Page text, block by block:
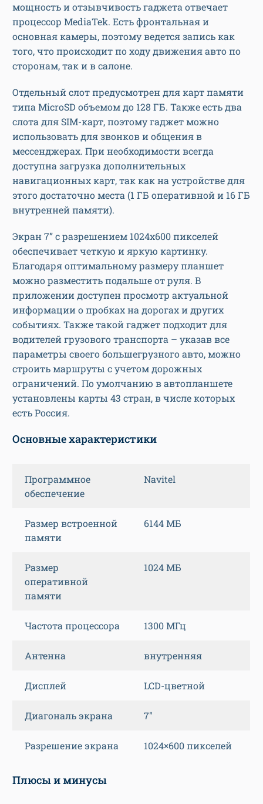
мощность и отзывчивость гаджета отвечает
процессор MediaTek. Есть фронтальная и
основная камеры, поэтому ведется запись как
того, что происходит по ходу движения авто по
сторонам, так и в салоне.
Отдельный слот предусмотрен для карт памяти
типа MicroSD объемом до 128 ГБ. Также есть два
слота для SIM-карт, поэтому гаджет можно
использовать для звонков и общения в
мессенджерах. При необходимости всегда
доступна загрузка дополнительных
навигационных карт, так как на устройстве для
этого достаточно места (1 ГБ оперативной и 16 ГБ
внутренней памяти).
Экран 7” с разрешением 1024х600 пикселей
обеспечивает четкую и яркую картинку.
Благодаря оптимальному размеру планшет
можно разместить подальше от руля. В
приложении доступен просмотр актуальной
информации о пробках на дорогах и других
событиях. Также такой гаджет подходит для
водителей грузового транспорта – указав все
параметры своего большегрузного авто, можно
строить маршруты с учетом дорожных
ограничений. По умолчанию в автопланшете
установлены карты 43 стран, в числе которых
есть Россия.
Основные характеристики
Программное
обеспечение
Navitel
Размер встроенной
памяти
6144 МБ
Размер
оперативной
памяти
1024 МБ
Частота процессора 1300 МГц
Антенна внутренняя
Дисплей LCD-цветной
Диагональ экрана 7″
Разрешение экрана 1024×600 пикселей
Плюсы и минусы